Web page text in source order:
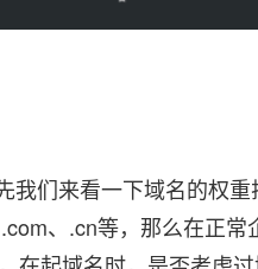
我们来看一下域名的权
、.cn等，那么在正